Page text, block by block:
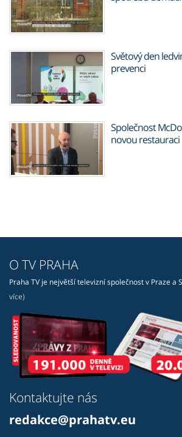
Světový den
prevenci
Společnost
novou restauraci
O TV PRAHA
Praha TV je největší televizní společnost v Praze a
více)
Kontaktujte nás
redakce@prahatv.eu